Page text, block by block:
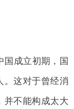
国成立初期，国
。这对于曾经消
并不能构成太大